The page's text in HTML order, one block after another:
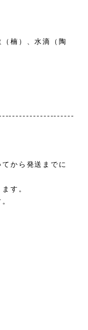
楠）、水滴（陶
から発送までに
す。